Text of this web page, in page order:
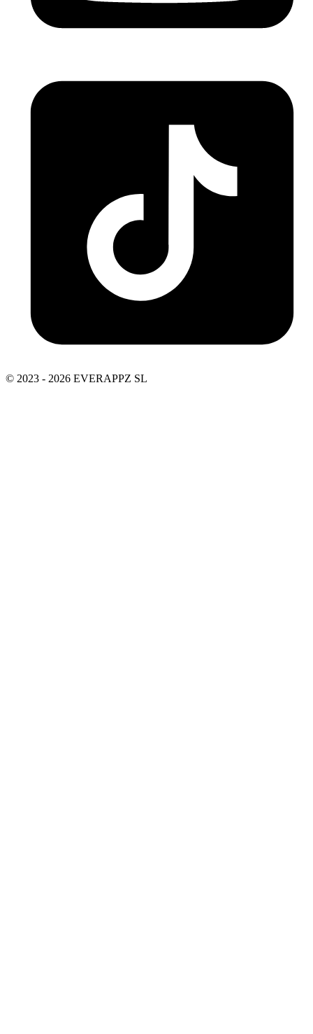
© 2023 - 2026 EVERAPPZ SL